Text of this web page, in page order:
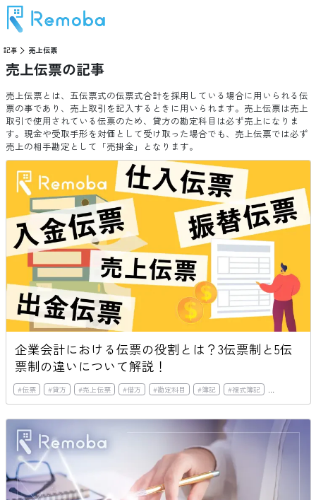
記事 売上伝票
売上伝票の記事
売上伝票とは、五伝票式の伝票式合計を採用している場合に用いられる伝
票の事であり、売上取引を記入するときに用いられます。売上伝票は売上
取引で使用されている伝票のため、貸方の勘定科目は必ず売上になりま
す。現金や受取手形を対価として受け取った場合でも、売上伝票では必ず
売上の相手勘定として「売掛金」となります。
企業会計における伝票の役割とは？3伝票制と5伝
票制の違いについて解説！
#伝票 #貸方 #売上伝票 #借方 #勘定科目 #簿記 #複式簿記 #